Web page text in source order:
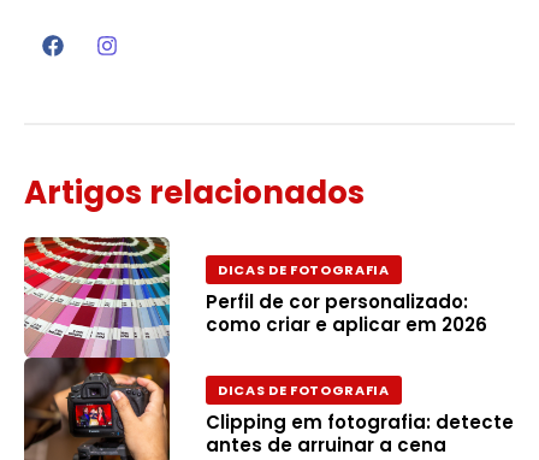
Artigos relacionados
DICAS DE FOTOGRAFIA
Perfil de cor personalizado:
como criar e aplicar em 2026
DICAS DE FOTOGRAFIA
Clipping em fotografia: detecte
antes de arruinar a cena